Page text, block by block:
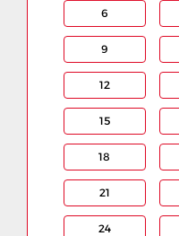
6
9
12
15
18
21
24